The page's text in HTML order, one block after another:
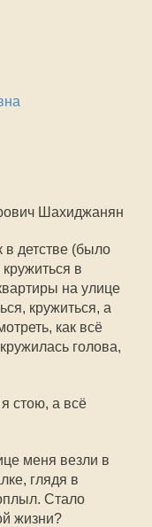
Шахиджанян
в детстве (было
в
на улице
кружиться, а
как всё
голова,
стою, а всё
меня везли в
глядя в
Стало
жизни?